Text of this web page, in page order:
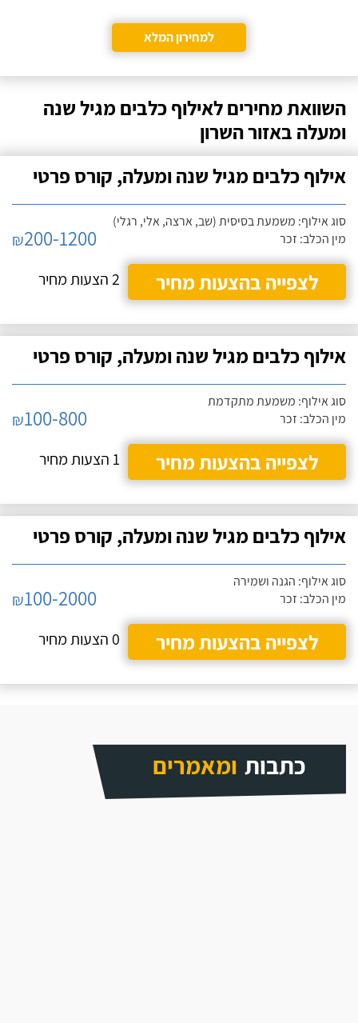
למחירון המלא
השוואת מחירים לאילוף כלבים מגיל שנה
ומעלה באזור השרון
אילוף כלבים מגיל שנה ומעלה, קורס פרטי
סוג אילוף: משמעת בסיסית (שב, ארצה, אלי, רגלי)
מין הכלב: זכר
₪200-1200
לצפייה בהצעות מחיר
2 הצעות מחיר
אילוף כלבים מגיל שנה ומעלה, קורס פרטי
סוג אילוף: משמעת מתקדמת
מין הכלב: זכר
₪100-800
לצפייה בהצעות מחיר
1 הצעות מחיר
אילוף כלבים מגיל שנה ומעלה, קורס פרטי
סוג אילוף: הגנה ושמירה
מין הכלב: זכר
₪100-2000
לצפייה בהצעות מחיר
0 הצעות מחיר
כתבות ומאמרים